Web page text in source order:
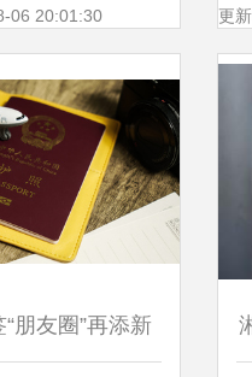
06 20:01:30 更
朋友圈”再添新